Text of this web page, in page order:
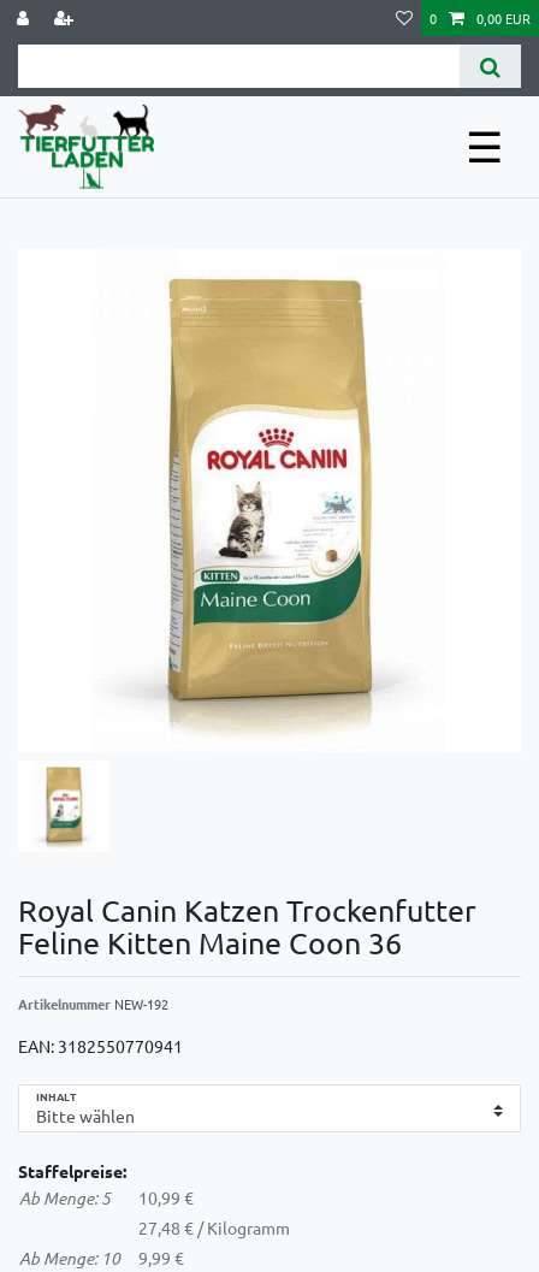
0 0,00 EUR
☰
Royal Canin Katzen Trockenfutter
Feline Kitten Maine Coon 36
Artikelnummer NEW-192
EAN: 3182550770941
INHALT
Staffelpreise:
Ab Menge: 5
10,99 €
27,48 € / Kilogramm
Ab Menge: 10
9,99 €